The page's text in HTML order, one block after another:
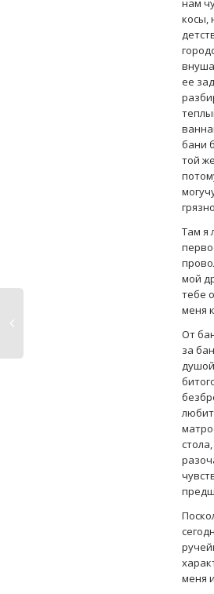
нам
косы,
ее
бани
той
Там я
мой
тебе
меня
От
за
меня